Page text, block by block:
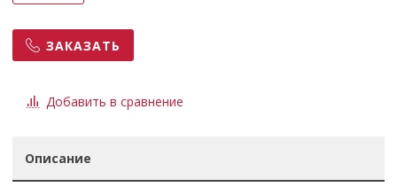
ЗАКАЗАТЬ
Добавить в сравнение
Описание